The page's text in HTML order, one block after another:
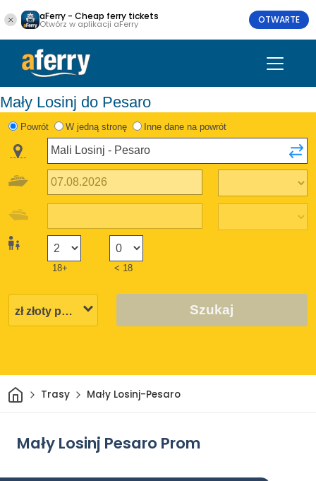
aFerry - Cheap ferry tickets
Otwórz w aplikacji aFerry OTWARTE
Mały Losinj do Pesaro
Powrót W jedną stronę Inne dane na powrót
18+ < 18
Szukaj
DomTrasy Mały Losinj-Pesaro
Mały Losinj Pesaro Prom